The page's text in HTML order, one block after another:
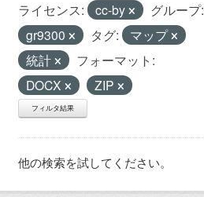
ライセンス: cc-by
グループ:
gr9300
タグ:
マップ
統計
フォーマット:
DOCX
ZIP
フィルタ結果
他の検索を試してください。